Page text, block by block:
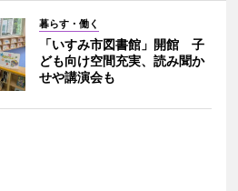
暮らす・働く
「いすみ市図書館」開館 子
ども向け空間充実、読み聞か
せや講演会も